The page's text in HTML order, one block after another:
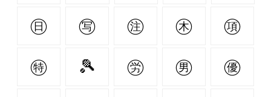
㊐ ㊢ ㊟ ㊍ ㊠
㊕ 🎾 ㊘ ㊚ ㊝